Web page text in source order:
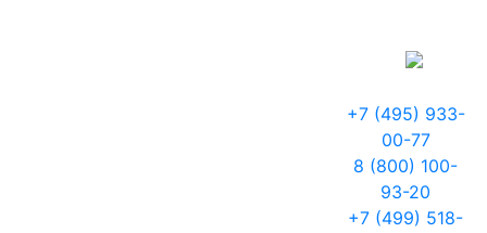
+7 (495) 933-
00-77
8 (800) 100-
93-20
+7 (499) 518-